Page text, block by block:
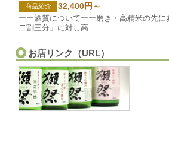
商品紹介 32,400円～
ーー酒質についてーー磨き・高精米の先に
二割三分」に対し高...
お店リンク（URL）